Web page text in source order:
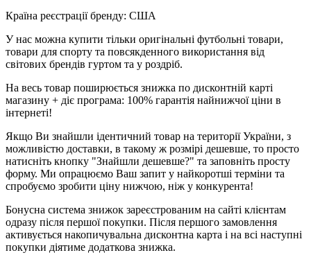
Країна реєстрації бренду: США
У нас можна купити тільки оригінальні футбольні товари,
товари для спорту та повсякденного використання від
світових брендів гуртом та у роздріб.
На весь товар поширюється знижка по дисконтній карті
магазину + діє програма: 100% гарантія найнижчої ціни в
інтернеті!
Якщо Ви знайшли ідентичний товар на території України, з
можливістю доставки, в такому ж розмірі дешевше, то просто
натисніть кнопку "Знайшли дешевше?" та заповніть просту
форму. Ми опрацюємо Ваш запит у найкоротші терміни та
спробуємо зробити ціну нижчою, ніж у конкурента!
Бонусна система знижок зареєстрованим на сайті клієнтам
одразу після першої покупки. Після першого замовлення
активується накопичувальна дисконтна карта і на всі наступні
покупки діятиме додаткова знижка.